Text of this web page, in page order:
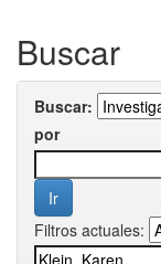
Buscar
Buscar:
por
Filtros actuales: